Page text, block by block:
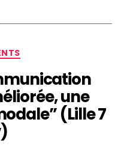
une
(Lille 7